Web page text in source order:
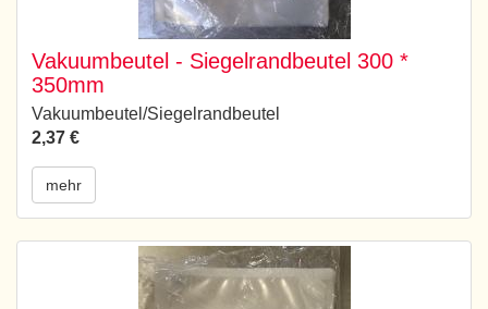
Vakuumbeutel - Siegelrandbeutel 300 *
350mm
Vakuumbeutel/Siegelrandbeutel
2,37 €
mehr